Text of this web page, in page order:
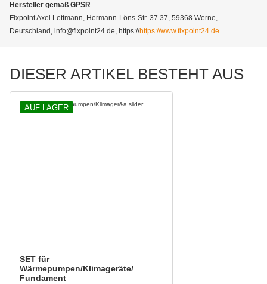
Hersteller gemäß GPSR
Fixpoint Axel Lettmann, Hermann-Löns-Str. 37 37, 59368 Werne,
Deutschland, info@fixpoint24.de, https://https://www.fixpoint24.de
DIESER ARTIKEL BESTEHT AUS
AUF LAGER
SET für
Wärmepumpen/Klimageräte/
Fundament